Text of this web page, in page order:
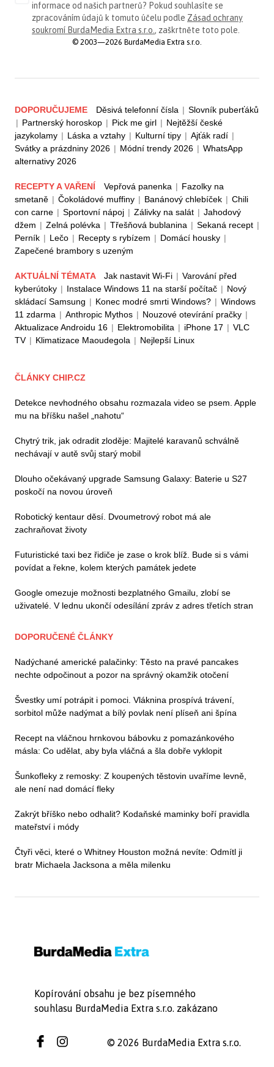
informace od našich partnerů? Pokud souhlasíte se
zpracováním údajů k tomuto účelu podle Zásad ochrany
soukromí BurdaMedia Extra s.r.o., zaškrtněte toto pole.
© 2003—2026 BurdaMedia Extra s.r.o.
DOPORUČUJEME Děsivá telefonní čísla | Slovník puberťáků
| Partnerský horoskop | Pick me girl | Nejtěžší české
jazykolamy | Láska a vztahy | Kulturní tipy | Ajťák radí |
Svátky a prázdniny 2026 | Módní trendy 2026 | WhatsApp
alternativy 2026
RECEPTY A VAŘENÍ Vepřová panenka | Fazolky na
smetaně | Čokoládové muffiny | Banánový chlebíček | Chili
con carne | Sportovní nápoj | Zálivky na salát | Jahodový
džem | Zelná polévka | Třešňová bublanina | Sekaná recept |
Perník | Lečo | Recepty s rybízem | Domácí housky |
Zapečené brambory s uzeným
AKTUÁLNÍ TÉMATA Jak nastavit Wi-Fi | Varování před
kyberútoky | Instalace Windows 11 na starší počítač | Nový
skládací Samsung | Konec modré smrti Windows? | Windows
11 zdarma | Anthropic Mythos | Nouzové otevírání pračky |
Aktualizace Androidu 16 | Elektromobilita | iPhone 17 | VLC
TV | Klimatizace Maoudegola | Nejlepší Linux
ČLÁNKY CHIP.CZ
Detekce nevhodného obsahu rozmazala video se psem. Apple
mu na bříšku našel „nahotu“
Chytrý trik, jak odradit zloděje: Majitelé karavanů schválně
nechávají v autě svůj starý mobil
Dlouho očekávaný upgrade Samsung Galaxy: Baterie u S27
poskočí na novou úroveň
Robotický kentaur děsí. Dvoumetrový robot má ale
zachraňovat životy
Futuristické taxi bez řidiče je zase o krok blíž. Bude si s vámi
povídat a řekne, kolem kterých památek jedete
Google omezuje možnosti bezplatného Gmailu, zlobí se
uživatelé. V lednu ukončí odesílání zpráv z adres třetích stran
DOPORUČENÉ ČLÁNKY
Nadýchané americké palačinky: Těsto na pravé pancakes
nechte odpočinout a pozor na správný okamžik otočení
Švestky umí potrápit i pomoci. Vláknina prospívá trávení,
sorbitol může nadýmat a bílý povlak není plíseň ani špína
Recept na vláčnou hrnkovou bábovku z pomazánkového
másla: Co udělat, aby byla vláčná a šla dobře vyklopit
Šunkofleky z remosky: Z koupených těstovin uvaříme levně,
ale není nad domácí fleky
Zakrýt bříško nebo odhalit? Kodaňské maminky boří pravidla
mateřství i módy
Čtyři věci, které o Whitney Houston možná nevíte: Odmítl ji
bratr Michaela Jacksona a měla milenku
Kopírování obsahu je bez písemného
souhlasu BurdaMedia Extra s.r.o. zakázano
© 2026 BurdaMedia Extra s.r.o.